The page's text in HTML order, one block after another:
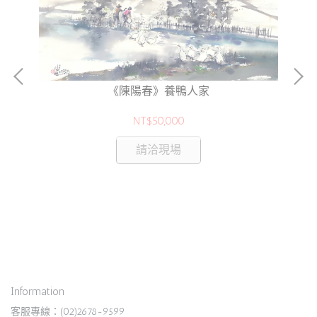
《陳陽春》養鴨人家
NT$50,000
請洽現場
Information
客服專線：(02)2678-9599